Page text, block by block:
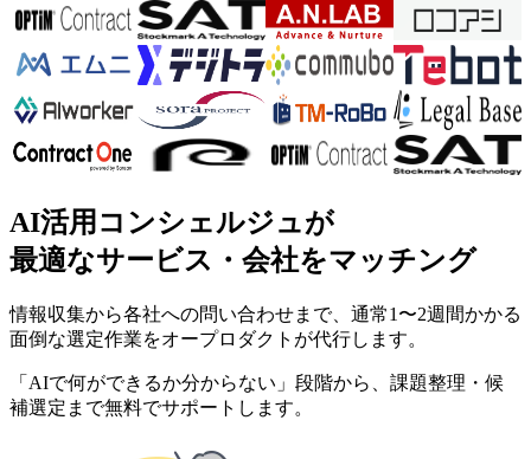
AI活用コンシェルジュが
最適なサービス・会社をマッチング
情報収集から各社への問い合わせまで、通常1〜2週間かかる
面倒な選定作業をオープロダクトが代行します。
「AIで何ができるか分からない」段階から、課題整理・候
補選定まで無料でサポートします。